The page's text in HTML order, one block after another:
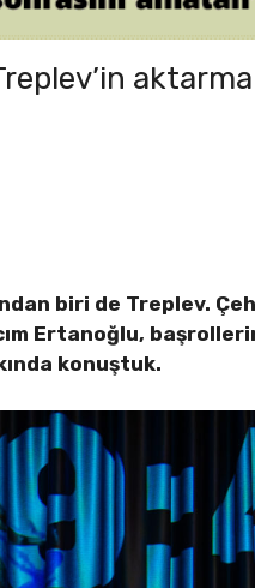
biri de Treplev.
Ertanoğlu,
konuştuk.